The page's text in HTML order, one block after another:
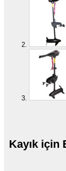
Kayık için